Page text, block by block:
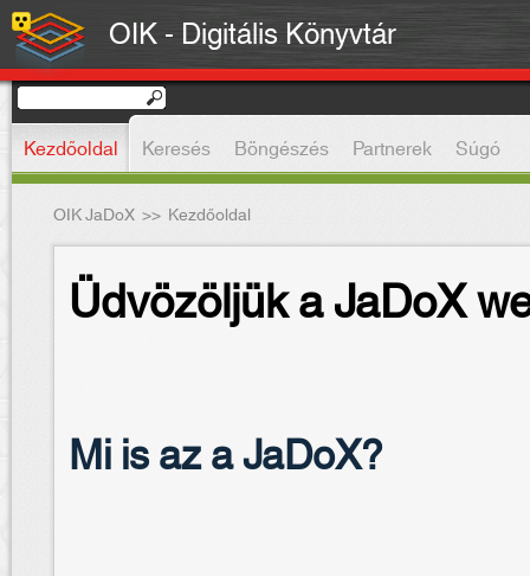
OIK - Digitális Könyvtár
Kezdőoldal Keresés Böngészés Partnerek Súgó
OIK JaDoX >> Kezdőoldal
Üdvözöljük a JaDoX
Mi is az a JaDoX?